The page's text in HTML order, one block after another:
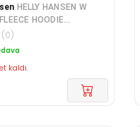
HELLY HANSEN W
HOODIE
HHA.54161-
(0)
kaldı.